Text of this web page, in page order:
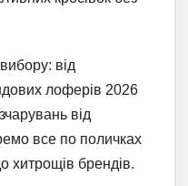
від
лоферів 2026
від
все по поличках
хитрощів брендів.